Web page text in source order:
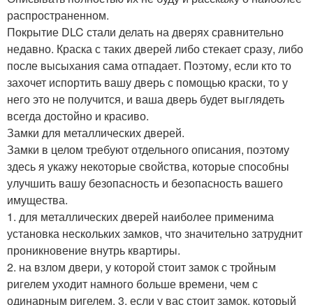
распространенном.
Покрытие DLC стали делать на дверях сравнительно
недавно. Краска с таких дверей либо стекает сразу, либо
после высыхания сама отпадает. Поэтому, если кто то
захочет испортить вашу дверь с помощью краски, то у
него это не получится, и ваша дверь будет выглядеть
всегда достойно и красиво.
Замки для металлических дверей.
Замки в целом требуют отдельного описания, поэтому
здесь я укажу некоторые свойства, которые способны
улучшить вашу безопасность и безопасность вашего
имущества.
1. для металлических дверей наиболее применима
установка нескольких замков, что значительно затруднит
проникновение внутрь квартиры.
2. на взлом двери, у которой стоит замок с тройным
ригелем уходит намного больше времени, чем с
одинарным ригелем. 3. если у вас стоит замок, который